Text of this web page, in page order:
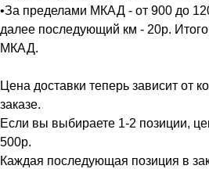
•За пределами МКАД - от 900 до
далее последующий км - 20р.
МКАД.
Цена доставки теперь зависит от
заказе.
Если вы выбираете 1-2 позиции,
500р.
Каждая последующая позиция в